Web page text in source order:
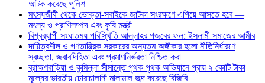
আটক করেছে পুলিশ
মৎস্যজীবী থেকে ভোক্তা-সবাইকে জাটকা সংরক্ষণে এগিয়ে আসতে হবে —
মৎস্য ও প্রাণিসম্পদ এবং কৃষি মন্ত্রী
বিশ্বব্যাপী সংঘাতময় পরিস্থিতি আল্লাহর গজবের ফল: ইসলামী সমাজের আমীর
দায়িত্বশীল ও গণতান্ত্রিক সরকারের অন্যতম অঙ্গীকার হলো নীতিনির্ধারণে
স্বচ্ছতা, জবাবদিহিতা এবং প্রমাণনির্ভরতা নিশ্চিত করা
ব্রাহ্মণবাড়িয়া ও কুমিল্লা সীমান্তে পৃথক পৃথক অভিযানে প্রায় ২ কোটি টাকা
মূল্যের ভারতীয় চোরাচালানী মালামাল জব্দ করেছে বিজিবি